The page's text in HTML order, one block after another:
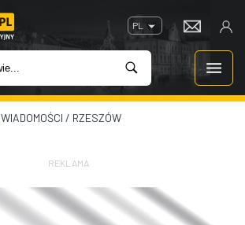
PL
WIADOMOŚCI / RZESZÓW
REKLAMA